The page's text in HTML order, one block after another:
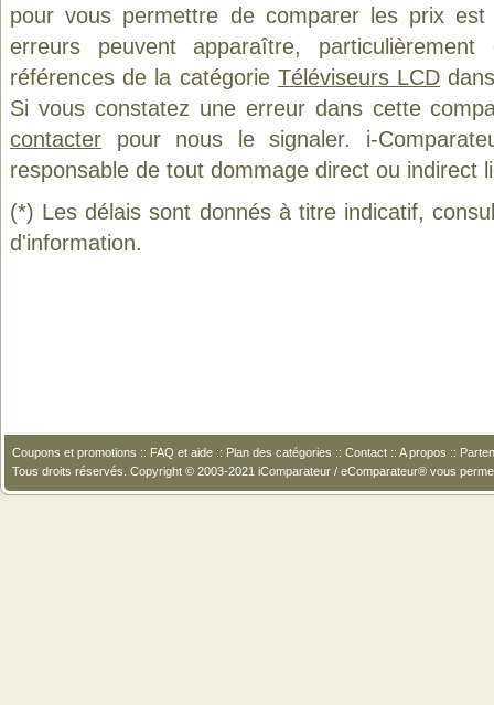
pour vous permettre de comparer les prix
erreurs peuvent apparaître,
références de la catégorie Téléviseurs LCD
Si vous constatez une erreur dans cette
contacter pour nous le signaler. i-
responsable de tout dommage direct ou indirect
(*) Les délais sont donnés à titre indicatif,
d'information.
Coupons et promotions :: FAQ et aide :: Plan des catégories :: Contact :: A propos ::
Tous droits réservés. Copyright © 2003-2021 iComparateur / eComparateur® vous